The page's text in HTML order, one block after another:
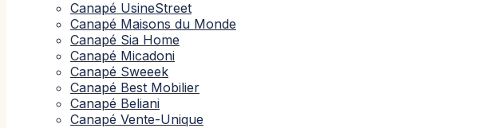
Canapé UsineStreet
Canapé Maisons du Monde
Canapé Sia Home
Canapé Micadoni
Canapé Sweeek
Canapé Best Mobilier
Canapé Beliani
Canapé Vente-Unique